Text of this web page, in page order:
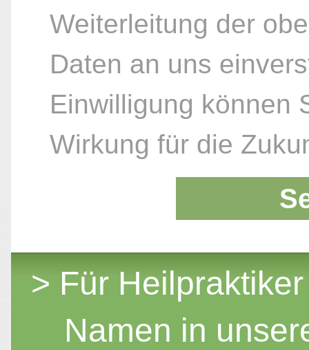
Weiterleitung der
Daten an uns
Einwilligung können
Wirkung für die
> Für
Namen in